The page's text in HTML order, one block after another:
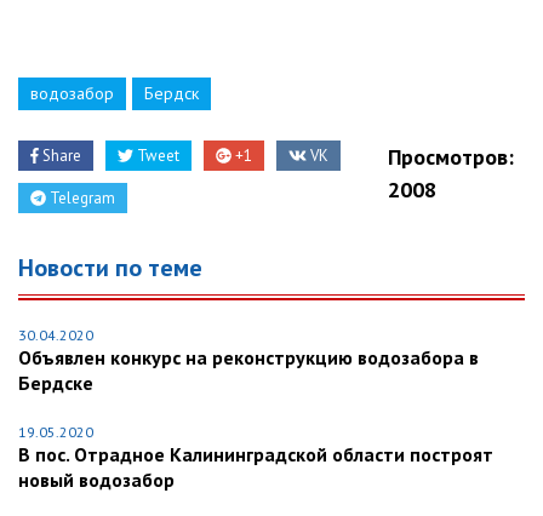
водозабор Бердск
Share Tweet +1 VK
Telegram
Просмотров:
2008
Новости по теме
30.04.2020
Объявлен конкурс на реконструкцию водозабора в
Бердске
19.05.2020
В пос. Отрадное Калининградской области построят
новый водозабор